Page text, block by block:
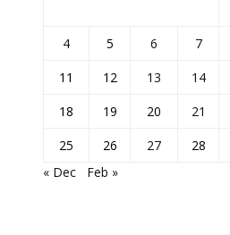
4
5 6 7
11
12 13 14
18
19 20 21
25
26 27 28
« Dec
Feb »